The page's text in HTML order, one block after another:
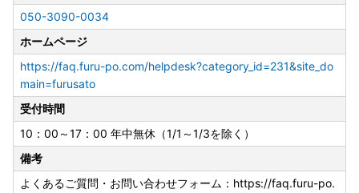
050-3090-0034
ホームページ
https://faq.furu-po.com/helpdesk?category_id=231&site_do
main=furusato
受付時間
10：00～17：00 年中無休（1/1～1/3を除く）
備考
よくあるご質問・お問い合わせフォーム：https://faq.furu-po.